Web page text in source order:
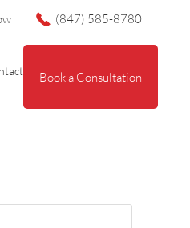
(847) 585-8780
Book a Consultation